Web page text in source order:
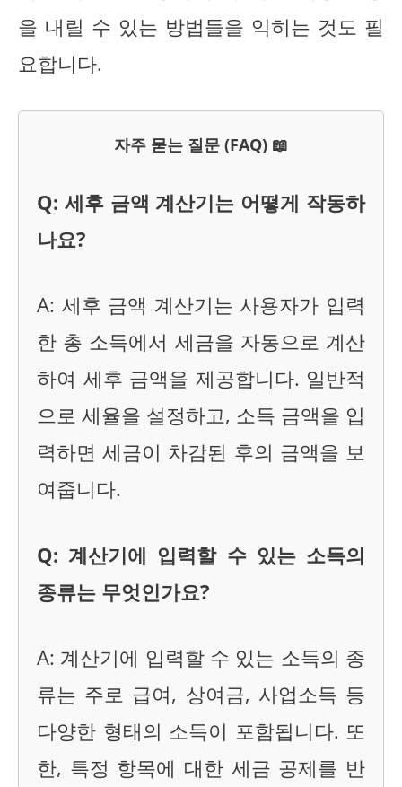
을 내릴 수 있는 방법들을 익히는 것도 필
요합니다.
자주 묻는 질문 (FAQ) 📖
Q: 세후 금액 계산기는 어떻게 작동하
나요?
A: 세후 금액 계산기는 사용자가 입력
한 총 소득에서 세금을 자동으로 계산
하여 세후 금액을 제공합니다. 일반적
으로 세율을 설정하고, 소득 금액을 입
력하면 세금이 차감된 후의 금액을 보
여줍니다.
Q: 계산기에 입력할 수 있는 소득의
종류는 무엇인가요?
A: 계산기에 입력할 수 있는 소득의 종
류는 주로 급여, 상여금, 사업소득 등
다양한 형태의 소득이 포함됩니다. 또
한, 특정 항목에 대한 세금 공제를 반